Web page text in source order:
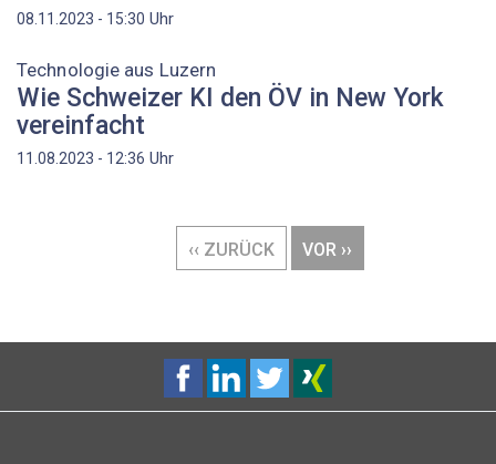
08.11.2023 - 15:30 Uhr
Technologie aus Luzern
Wie Schweizer KI den ÖV in New York
vereinfacht
11.08.2023 - 12:36 Uhr
VORHERIGE
SEITE
‹‹ ZURÜCK
NÄCHSTE
SEITE
VOR ››